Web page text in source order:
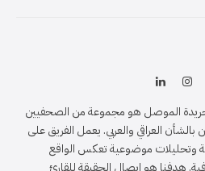
الانستغرام
لينكدإن
جريدة الموصل هو مجموعة من الصحفيين
بالشأن العراقي والعربي. يعمل الفريق على
وتحليلات موضوعية تعكس الواقع
هدفنا هو إيصال الحقيقة للقارئ